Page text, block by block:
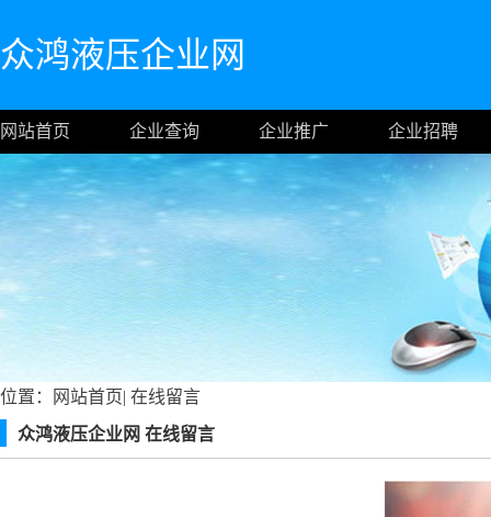
众鸿液压企业网
网站首页 企业查询 企业推广 企业招聘
位置： 网站首页| 在线留言
众鸿液压企业网 在线留言